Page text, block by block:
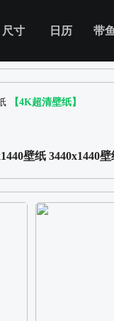
尺寸 日历 带
【4K超清壁纸】
壁纸 3440x1440壁